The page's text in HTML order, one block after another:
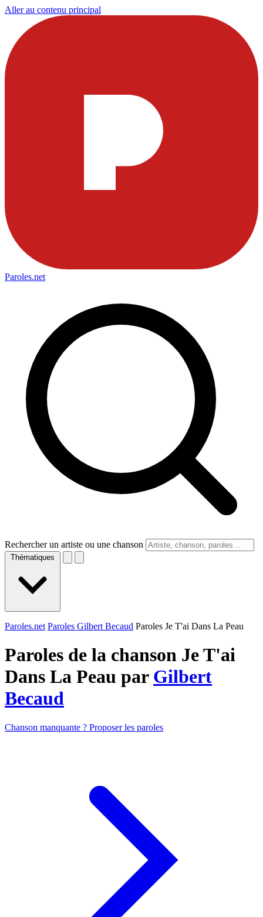
Aller au contenu principal
Paroles.net
Rechercher un artiste ou une chanson
Thématiques
Paroles.net Paroles Gilbert Becaud Paroles Je T'ai Dans La Peau
Paroles de la chanson Je T'ai
Dans La Peau par Gilbert
Becaud
Chanson manquante ? Proposer les paroles